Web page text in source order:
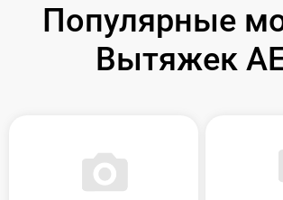
Популярные
Вытяжек